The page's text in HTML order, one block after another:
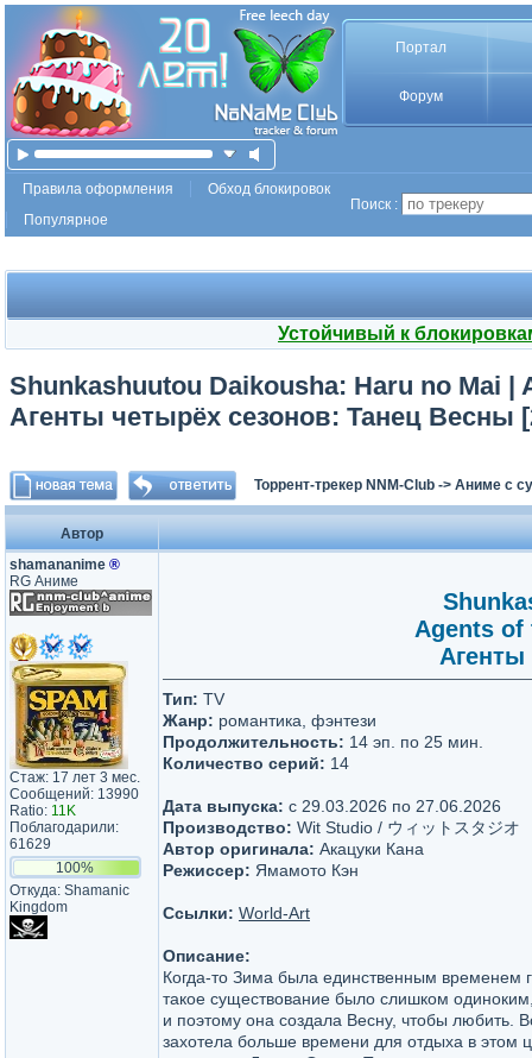
Портал
Форум
Правила оформления
Обход блокировок
Популярное
Поиск :
Устойчивый к
Shunkashuutou Daikousha: Haru no Mai
Агенты четырёх сезонов: Танец Весны
Торрент-трекер NNM-Club -> Аниме с
Автор
shamananime ®
RG Аниме
Стаж: 17 лет 3 мес.
Сообщений: 13990
Ratio: 11K
Поблагодарили:
61629
100%
Откуда: Shamanic
Kingdom
Agents of
Агенты
Тип: TV
Жанр: романтика, фэнтези
Продолжительность: 14 эп. по 25 мин.
Количество серий: 14
Дата выпуска: c 29.03.2026 по 27.06.2026
Производство: Wit Studio / ウィットスタジオ
Автор оригинала: Акацуки Кана
Режиссер: Ямамото Кэн
Ссылки: World-Art
Описание:
Когда-то Зима была единственным временем
такое существование было слишком
и поэтому она создала Весну, чтобы любить.
захотела больше времени для отдыха в этом